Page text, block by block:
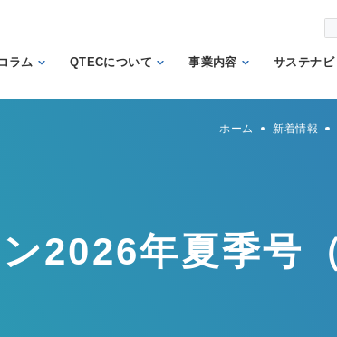
ラム
生物に関する知
QTECについて
理由
事業内容
試験業務
認証マーク等対応
試験
サステナビ
信頼
企業
ホーム 新着情報
2026年夏季号